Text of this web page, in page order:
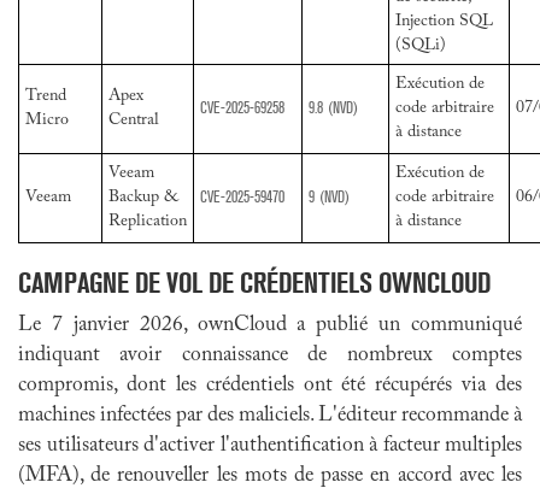
Injection SQL
(SQLi)
Trend
Micro
Apex
Central
CVE-2025-69258 9.8 (NVD)
Exécution de
code arbitraire
à distance
Veeam
Veeam
Backup &
Replication
CVE-2025-59470 9 (NVD)
Exécution de
code arbitraire
à distance
CAMPAGNE DE VOL DE CRÉDENTIELS OWNCLOUD
Le 7 janvier 2026, ownCloud a publié un communiqué
indiquant avoir connaissance de nombreux comptes
compromis, dont les crédentiels ont été récupérés via des
machines infectées par des maliciels. L'éditeur recommande à
ses utilisateurs d'activer l'authentification à facteur multiples
(MFA), de renouveller les mots de passe en accord avec les